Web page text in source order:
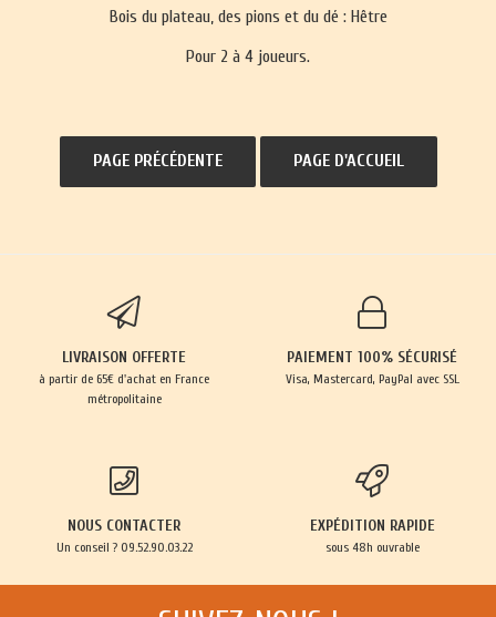
Bois du plateau, des pions et du dé : Hêtre
Pour 2 à 4 joueurs.
LIVRAISON OFFERTE
à partir de 65€ d'achat en France
métropolitaine
PAIEMENT 100% SÉCURISÉ
Visa, Mastercard, PayPal avec SSL
NOUS CONTACTER
Un conseil ? 09.52.90.03.22
EXPÉDITION RAPIDE
sous 48h ouvrable